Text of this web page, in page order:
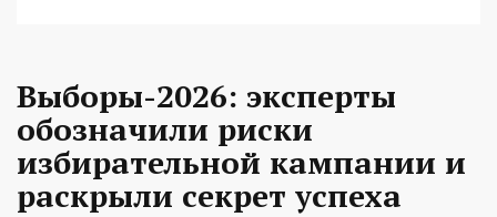
Выборы-2026: эксперты
обозначили риски
избирательной кампании и
раскрыли секрет успеха